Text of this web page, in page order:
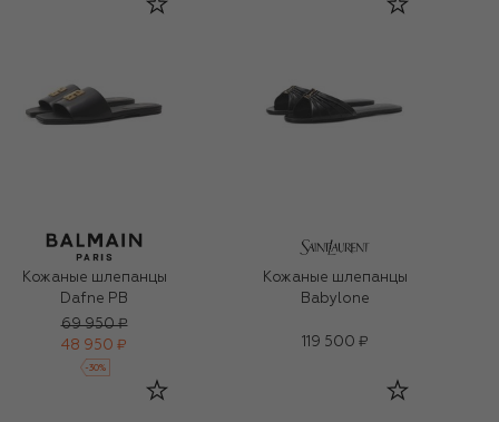
Кожаные шлепанцы
Dafne PB
69 950 ₽
48 950 ₽
-30%
Кожаные шлепанцы
Babylone
119 500 ₽